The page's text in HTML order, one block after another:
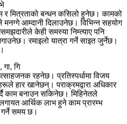
र मित्रताको बन्धन कसिलो हुनेछ। कामको
आम्दानी दिलाउनेछ। विभिन्न सहयोग
केही समस्या निम्त्याए पनि
रमाइलो यात्रा गर्ने साइत जुर्नेछ।
गि
रहनेछ। प्रतिस्पर्धामा विजय
हार खानेछन्। पराक्रमद्वारा अधिकार
काम बनाउन सकिनेछ। मिहिनेतले
आर्थिक लाभ हुने काम प्रारम्भ
गर्ने समय छ।